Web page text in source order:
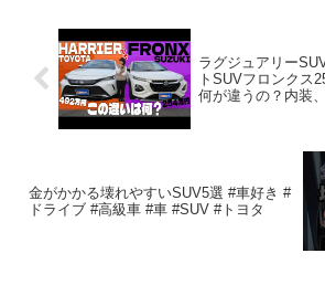
ラグジュアリー
トSUVフロンクス
何が違うの？内装
金がかかる壊れやすいSUV5選 #車好き #
ドライブ #高級車 #車 #SUV #トヨタ